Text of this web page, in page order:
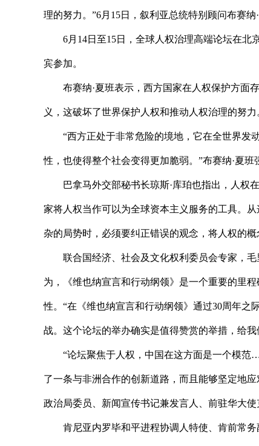
理的努力。”6月15日，叙利亚总统特别顾问布赛
6月14日至15日，全球人权治理高端论坛在北
宾参加。
布赛纳·夏班表示，西方国家在人权保护方面
义，这破坏了世界保护人权和推动人权治理的努力
“西方正处于非常危险的境地，它在全世界发
性，也使得整个社会变得更加脆弱。”布赛纳·夏
巴拿马外交部秘书长琼斯·库珀也指出，人权
家将人权当作可以为全球资本主义服务的工具。
杂的局势时，必须要纠正错误的观念，将人权的
联合国经济、社会及文化权利委员会专家，
为，《维也纳宣言和行动纲领》是一个重要的里
性。“在《维也纳宣言和行动纲领》通过30周年
战。这个论坛的举办确实是值得赞赏的举措，给
“论坛聚焦于人权，中国在这方面是一个模
了一条与非洲合作的创新道路，而且能够坚定地
政治局委员、新闻宣传书记兼发言人、前驻华大使
肯尼亚内罗毕和平进程协调人特使、肯前常